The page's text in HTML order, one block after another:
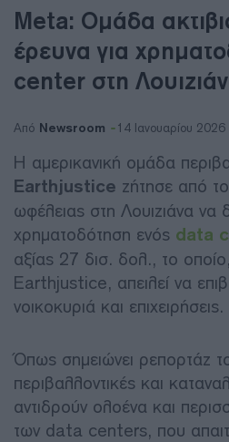
Meta: Ομάδα
έρευνα για
center στη
Από Newsroom 14 Ιανουαρίου 2026
Η αμερικανική ομάδα
Earthjustice ζήτησε από
ωφέλειας στη Λουιζιάνα να
χρηματοδότηση ενός data
αξίας 27 δισ. δολ., το
Earthjustice, απειλεί να
νοικοκυριά και επιχειρήσεις.
Όπως σημειώνει ρεπορτάζ
περιβαλλοντικές και
αντιδρούν ολοένα και
των data centers, που